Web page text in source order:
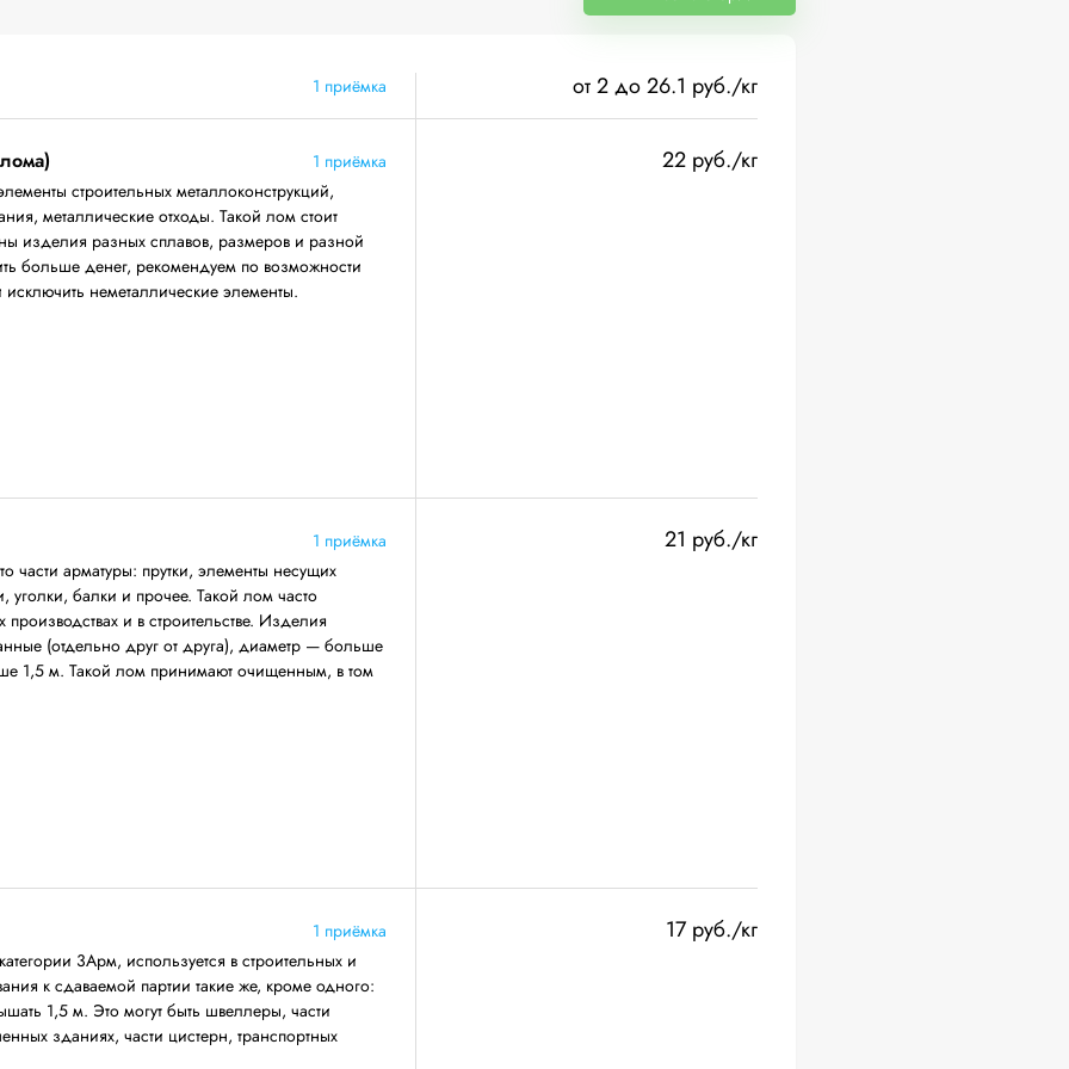
1 приёмка от 2 до 26.1 руб./кг
1 приёмка
строительных металлоконструкций,
металлические отходы. Такой лом стоит
изделия разных сплавов, размеров и разной
больше денег, рекомендуем по возможности
исключить неметаллические элементы.
22 руб./кг
1 приёмка
части арматуры: прутки, элементы несущих
уголки, балки и прочее. Такой лом часто
и в строительстве. Изделия
(отдельно друг от друга), диаметр — больше
1,5 м. Такой лом принимают очищенным, в том
21 руб./кг
1 приёмка
3Арм, используется в строительных и
к сдаваемой партии такие же, кроме одного:
1,5 м. Это могут быть швеллеры, части
зданиях, части цистерн, транспортных
17 руб./кг